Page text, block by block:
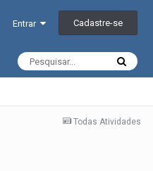
Entrar Cadastre-se
Todas Atividades